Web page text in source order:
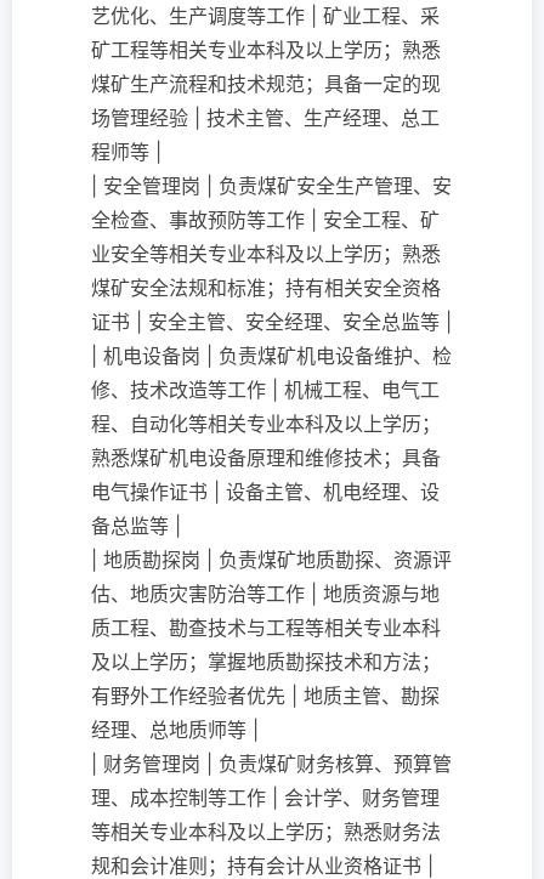
艺优化、生产调度等工作 | 矿业工程、采
矿工程等相关专业本科及以上学历；熟悉
煤矿生产流程和技术规范；具备一定的现
场管理经验 | 技术主管、生产经理、总工
程师等 |
| 安全管理岗 | 负责煤矿安全生产管理、安
全检查、事故预防等工作 | 安全工程、矿
业安全等相关专业本科及以上学历；熟悉
煤矿安全法规和标准；持有相关安全资格
证书 | 安全主管、安全经理、安全总监等 |
| 机电设备岗 | 负责煤矿机电设备维护、检
修、技术改造等工作 | 机械工程、电气工
程、自动化等相关专业本科及以上学历；
熟悉煤矿机电设备原理和维修技术；具备
电气操作证书 | 设备主管、机电经理、设
备总监等 |
| 地质勘探岗 | 负责煤矿地质勘探、资源评
估、地质灾害防治等工作 | 地质资源与地
质工程、勘查技术与工程等相关专业本科
及以上学历；掌握地质勘探技术和方法；
有野外工作经验者优先 | 地质主管、勘探
经理、总地质师等 |
| 财务管理岗 | 负责煤矿财务核算、预算管
理、成本控制等工作 | 会计学、财务管理
等相关专业本科及以上学历；熟悉财务法
规和会计准则；持有会计从业资格证书 |